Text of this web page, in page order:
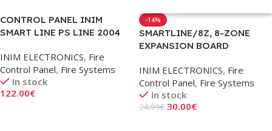
CONTROL PANEL INIM
SMART LINE PS LINE 2004
INIM ELECTRONICS, Fire
Control Panel, Fire Systems
In stock
122.00€
-14%
SMARTLINE/8Z, 8-ZONE
EXPANSION BOARD
INIM ELECTRONICS, Fire
Control Panel, Fire Systems
In stock
34.99€ 30.00€